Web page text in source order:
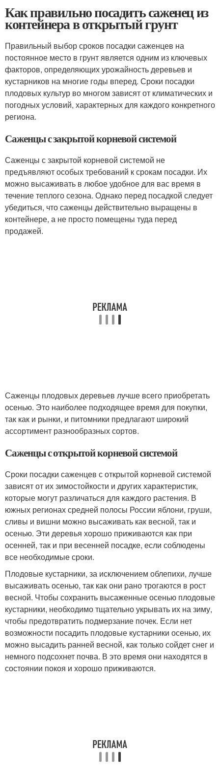
Как правильно посадить саженец из
контейнера в открытый грунт
Правильный выбор сроков посадки саженцев на
постоянное место в грунт является одним из ключевых
факторов, определяющих урожайность деревьев и
кустарников на многие годы вперед. Сроки посадки
плодовых культур во многом зависят от климатических и
погодных условий, характерных для каждого конкретного
региона.
Саженцы с закрытой корневой системой
Саженцы с закрытой корневой системой не
предъявляют особых требований к срокам посадки. Их
можно высаживать в любое удобное для вас время в
течение теплого сезона. Однако перед посадкой следует
убедиться, что саженцы действительно выращены в
контейнере, а не просто помещены туда перед
продажей.
Саженцы плодовых деревьев лучше всего приобретать
осенью. Это наиболее подходящее время для покупки,
так как и рынки, и питомники предлагают широкий
ассортимент разнообразных сортов.
Саженцы с открытой корневой системой
Сроки посадки саженцев с открытой корневой системой
зависят от их зимостойкости и других характеристик,
которые могут различаться для каждого растения. В
южных регионах средней полосы России яблони, груши,
сливы и вишни можно высаживать как весной, так и
осенью. Эти деревья хорошо приживаются как при
осенней, так и при весенней посадке, если соблюдены
все необходимые сроки.
Плодовые кустарники, за исключением облепихи, лучше
высаживать осенью, так как они рано трогаются в рост
весной. Чтобы сохранить высаженные осенью плодовые
кустарники, необходимо тщательно укрывать их на зиму,
чтобы предотвратить подмерзание почек. Если нет
возможности посадить плодовые кустарники осенью, их
можно высадить ранней весной, как только сойдет снег и
немного подсохнет почва. В это время они находятся в
состоянии покоя и хорошо приживаются.